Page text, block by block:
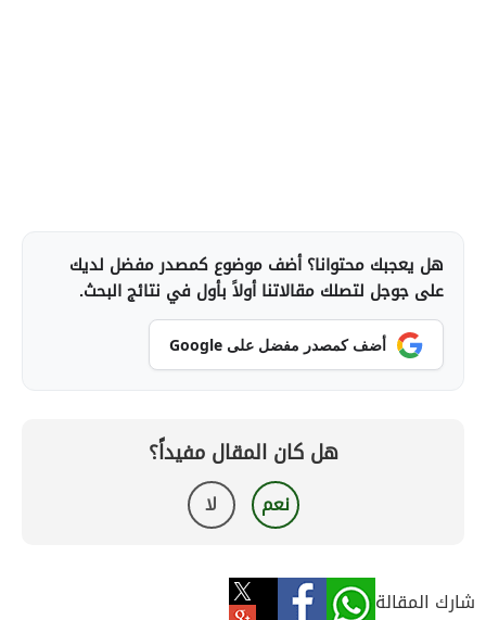
هل يعجبك محتوانا؟ أضف موضوع كمصدر مفضل لديك
على جوجل لتصلك مقالاتنا أولاً بأول في نتائج البحث.
أضف كمصدر مفضل على Google
هل كان المقال مفيداً؟
نعم لا
شارك المقالة